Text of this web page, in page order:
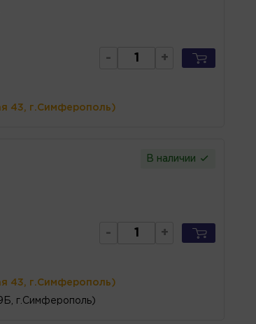
- +
43, г.Симферополь)
В наличии
- +
43, г.Симферополь)
г.Симферополь)